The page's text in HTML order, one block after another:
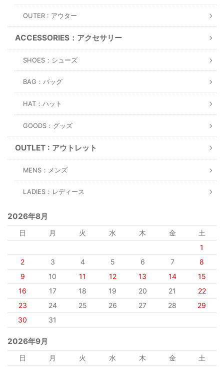
OUTER : アウター
ACCESSORIES：アクセサリー
SHOES：シューズ
BAG：バッグ
HAT：ハット
GOODS：グッズ
OUTLET : アウトレット
MENS：メンズ
LADIES：レディース
2026年8月
日 月 火 水 木 金
土
1
2
3 4 5 6 7
8
9
10 11 12 13 14
15
16
17 18 19 20 21
22
23
24 25 26 27 28
29
30
31
2026年9月
日 月 火 水 木 金
土